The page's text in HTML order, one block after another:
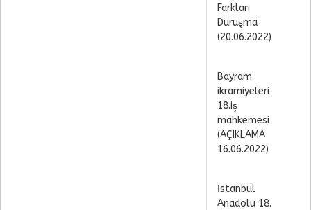
Farkları
Duruşma
(20.06.2022)
Bayram
ikramiyeleri
18.iş
mahkemesi
(AÇIKLAMA
16.06.2022)
İstanbul
Anadolu 18.